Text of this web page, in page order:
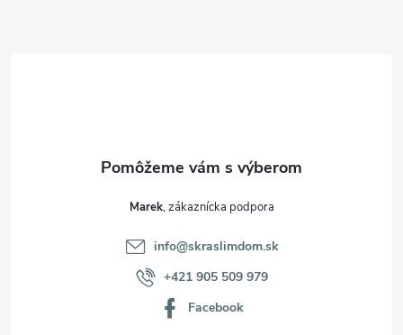
Marek
info@skraslimdom.sk
+421 905 509 979
Facebook